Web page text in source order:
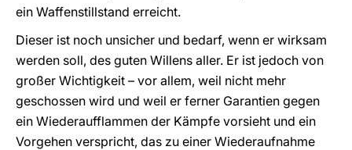
ein Waffenstillstand erreicht.
Dieser ist noch unsicher und bedarf, wenn er wirksam
werden soll, des guten Willens aller. Er ist jedoch von
großer Wichtigkeit – vor allem, weil nicht mehr
geschossen wird und weil er ferner Garantien gegen
ein Wiederaufflammen der Kämpfe vorsieht und ein
Vorgehen verspricht, das zu einer Wiederaufnahme